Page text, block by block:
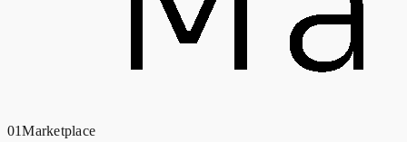
01Marketplace